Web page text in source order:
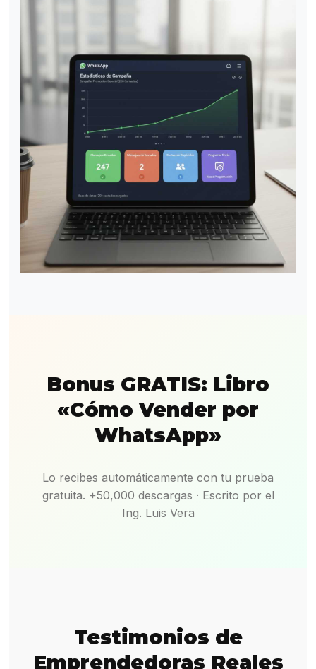
Bonus GRATIS: Libro
«Cómo Vender por
WhatsApp»
Lo recibes automáticamente con tu prueba
gratuita. +50,000 descargas · Escrito por el
Ing. Luis Vera
Testimonios de
Emprendedoras Reales